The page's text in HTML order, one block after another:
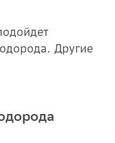
Другие